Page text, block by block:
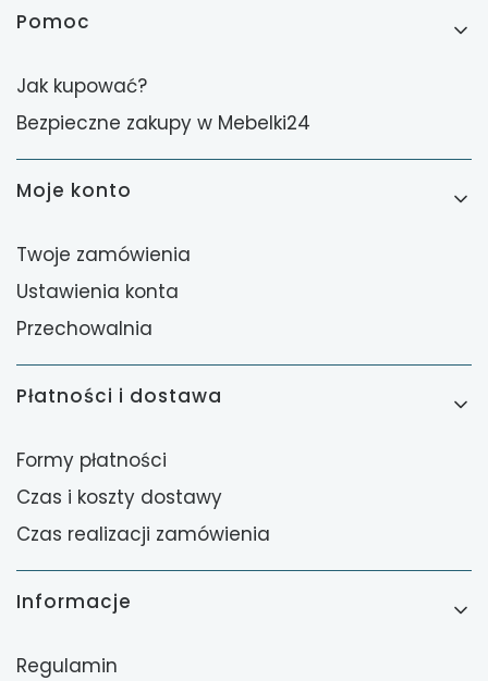
Linki w stopce
Pomoc
Jak kupować?
Bezpieczne zakupy w Mebelki24
Moje konto
Twoje zamówienia
Ustawienia konta
Przechowalnia
Płatności i dostawa
Formy płatności
Czas i koszty dostawy
Czas realizacji zamówienia
Informacje
Regulamin